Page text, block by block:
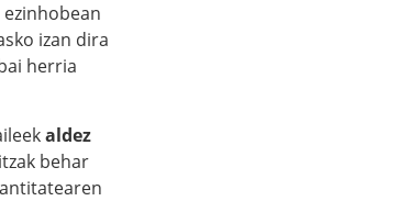
izan dira
herria
aldez
behar